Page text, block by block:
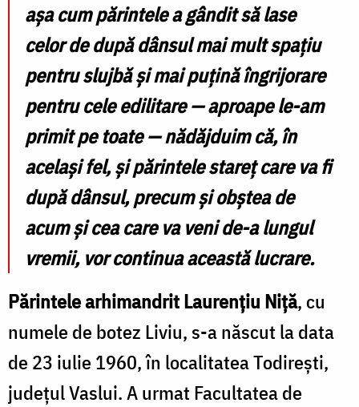
așa cum părintele a gândit să lase
celor de după dânsul mai mult spațiu
pentru slujbă și mai puțină îngrijorare
pentru cele edilitare — aproape le-am
primit pe toate — nădăjduim că, în
același fel, și părintele stareț care va fi
după dânsul, precum și obștea de
acum și cea care va veni de-a lungul
vremii, vor continua această lucrare.
Părintele arhimandrit Laurențiu Niță, cu
numele de botez Liviu, s-a născut la data
de 23 iulie 1960, în localitatea Todirești,
județul Vaslui. A urmat Facultatea de